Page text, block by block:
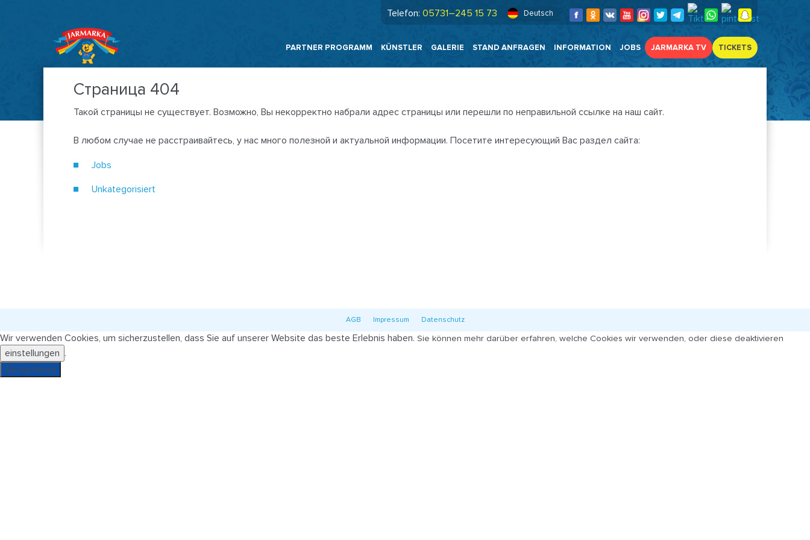
PARTNER PROGRAMM KÜNSTLER GALERIE STAND ANFRAGEN INFORMATION JOBS JARMARKA TV TICKETS
Telefon: 05731–245 15 73 Deutsch
Страница 404
Такой страницы не существует. Возможно, Вы некорректно набрали адрес страницы или перешли по неправильной ссылке на наш сайт.
В любом случае не расстраивайтесь, у нас много полезной и актуальной информации. Посетите интересующий Вас раздел сайта:
Jobs
Unkategorisiert
AGB Impressum Datenschutz
Wir verwenden Cookies, um sicherzustellen, dass Sie auf unserer Website das beste Erlebnis haben. Sie können mehr darüber erfahren, welche Cookies wir verwenden, oder diese deaktivieren
einstellungen .
Akzeptieren